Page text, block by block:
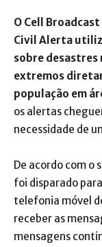
O Cell
Civil Alerta
sobre
extremos
população em
os alertas
necessidade de
De acordo com
foi disparado
telefonia móvel
receber as
mensagens